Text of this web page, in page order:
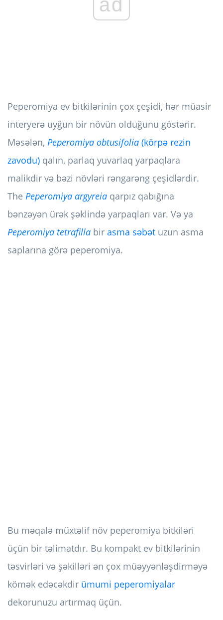
Peperomiya ev bitkilərinin çox çeşidi, hər müasir
interyerə uyğun bir növün olduğunu göstərir.
Məsələn, Peperomiya obtusifolia (körpə rezin
zavodu) qalın, parlaq yuvarlaq yarpaqlara
malikdir və bəzi növləri rəngarəng çeşidlərdir.
The Peperomiya argyreia qarpız qabığına
bənzəyən ürək şəklində yarpaqları var. Və ya
Peperomiya tetrafilla bir asma səbət uzun asma
saplarına görə peperomiya.
Bu məqalə müxtəlif növ peperomiya bitkiləri
üçün bir təlimatdır. Bu kompakt ev bitkilərinin
təsvirləri və şəkilləri ən çox müəyyənləşdirməyə
kömək edəcəkdir ümumi peperomiyalar
dekorunuzu artırmaq üçün.